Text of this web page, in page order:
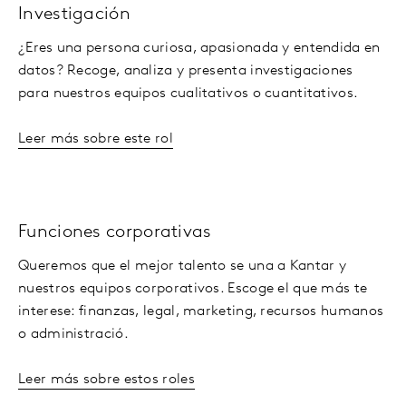
Investigación
¿Eres una persona curiosa, apasionada y entendida en
datos? Recoge, analiza y presenta investigaciones
para nuestros equipos cualitativos o cuantitativos.
Leer más sobre este rol
Funciones corporativas
Queremos que el mejor talento se una a Kantar y
nuestros equipos corporativos. Escoge el que más te
interese: finanzas, legal, marketing, recursos humanos
o administració.
Leer más sobre estos roles